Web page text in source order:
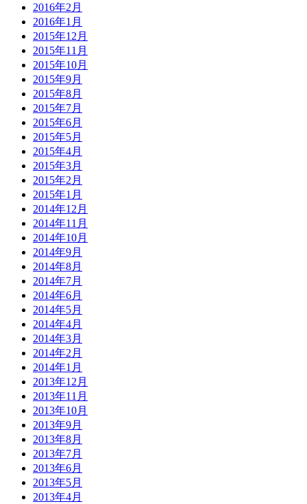
2016年2月
2016年1月
2015年12月
2015年11月
2015年10月
2015年9月
2015年8月
2015年7月
2015年6月
2015年5月
2015年4月
2015年3月
2015年2月
2015年1月
2014年12月
2014年11月
2014年10月
2014年9月
2014年8月
2014年7月
2014年6月
2014年5月
2014年4月
2014年3月
2014年2月
2014年1月
2013年12月
2013年11月
2013年10月
2013年9月
2013年8月
2013年7月
2013年6月
2013年5月
2013年4月